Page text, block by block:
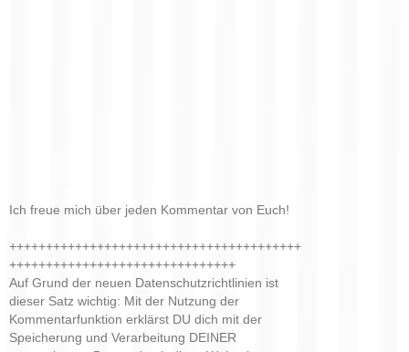
Ich freue mich über jeden Kommentar von Euch!
++++++++++++++++++++++++++++++++++++++++
+++++++++++++++++++++++++++++++
Auf Grund der neuen Datenschutzrichtlinien ist
dieser Satz wichtig: Mit der Nutzung der
Kommentarfunktion erklärst DU dich mit der
Speicherung und Verarbeitung DEINER